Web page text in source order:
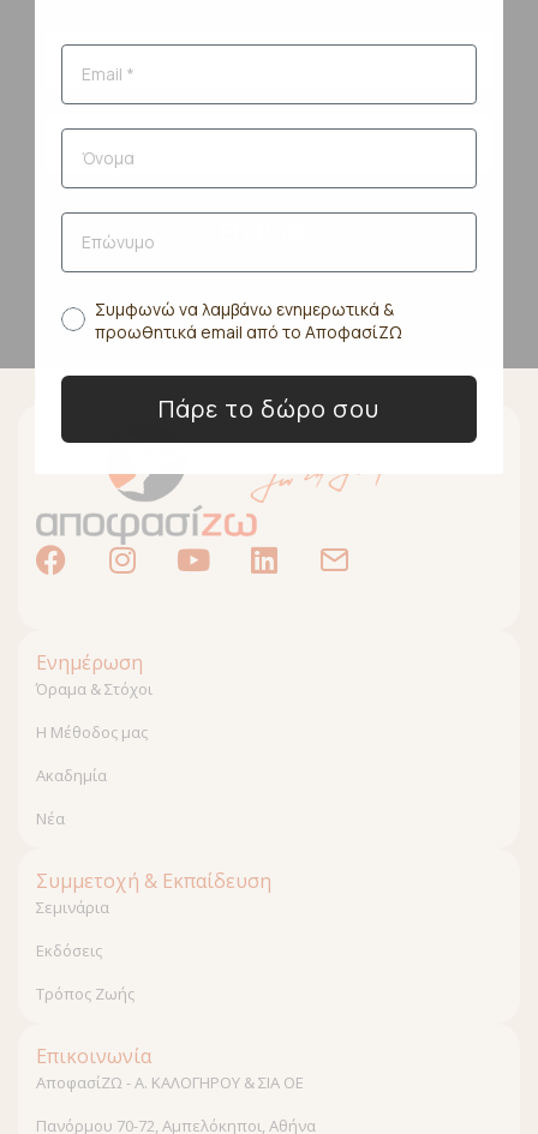
Ενημέρωση
Όραμα & Στόχοι
Η Μέθοδος μας
Ακαδημία
Νέα
Συμμετοχή & Εκπαίδευση
Σεμινάρια
Εκδόσεις
Τρόπος Ζωής
Επικοινωνία
ΑποφασίΖΩ - Α. ΚΑΛΟΓΗΡΟΥ & ΣΙΑ ΟΕ
Πανόρμου 70-72, Αμπελόκηποι, Αθήνα
Συμφωνώ να λαμβάνω ενημερωτικά &
προωθητικά email από το ΑποφασίΖΩ
Πάρε το δώρο σου